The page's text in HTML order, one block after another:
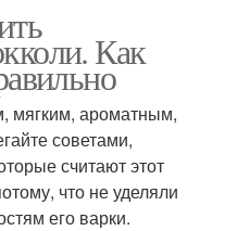
Как
мягким, ароматным,
советами,
считают этот
что не уделяли
его варки.